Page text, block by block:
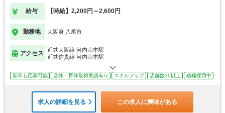
給与 【時給】2,200円～2,600円
勤務地 大阪府 八尾市
アクセス
近鉄大阪線 河内山本駅
近鉄信貴線 河内山本駅
新卒も応募可能 産休・育休取得実績有り スキルアップ 店舗数30以上 積極採用中
求人の詳細を見る この求人に興味がある